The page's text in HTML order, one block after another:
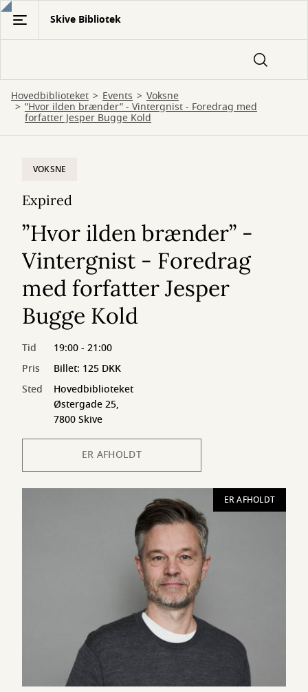
Gå
hovedindhold
Skive Bibliotek
Hovedbiblioteket Events Voksne
”Hvor ilden brænder” - Vintergnist - Foredrag med
forfatter Jesper Bugge Kold
ER AFHOLDT
VOKSNE
Expired
”Hvor ilden brænder” -
Vintergnist - Foredrag
med forfatter Jesper
Bugge Kold
Tid
19:00 - 21:00
Pris
Billet: 125 DKK
Sted
Hovedbiblioteket
Østergade 25,
7800 Skive
ER AFHOLDT